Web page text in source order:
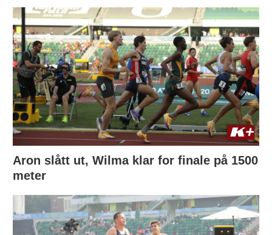
Aron slått ut, Wilma klar for finale på 1500
meter